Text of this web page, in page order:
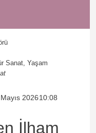
Sanat, Yaşam
202610:08
İlham